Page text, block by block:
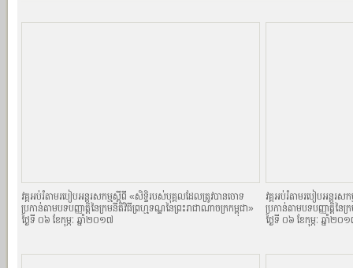
វគ្គអប់រំតាមរបៀបអន្តរសកម្មស្តីពី «សិទិ្ធរបស់បុគ្គលដែលត្រូវបានចោទ
ប្រកាន់តាមបទបញ្ញាតិ្តនៃក្រមនីតិវិធីព្រហ្មទណ្ឌនៃព្រះរាជាណាចក្រកម្ពុជា»
ថ្ងៃទី ០៦ ខែកុម្ភៈ ឆ្នាំ២០១៧
វគ្គអប់រំតាមរបៀបអន្តរ
ប្រកាន់តាមបទបញ្ញាតិ្តនៃ
ថ្ងៃទី ០៦ ខែកុម្ភៈ ឆ្នាំ២០